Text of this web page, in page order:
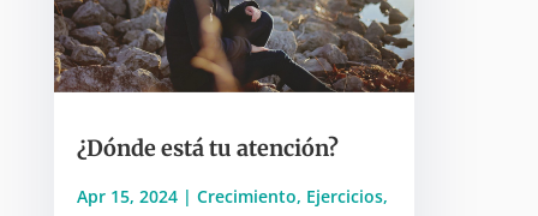
¿Dónde está tu atención?
Apr 15, 2024| Crecimiento, Ejercicios,